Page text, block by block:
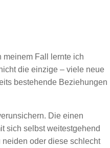
meinem Fall lernte ich
die einzige – viele neue
bestehende Beziehungen
Die einen
sich selbst weitestgehend
oder diese schlecht